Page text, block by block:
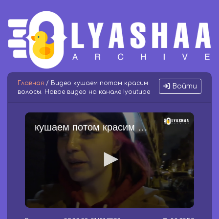
Войти
Главная / Видео кушаем потом красим
волосы. Новое видео на канале !youtube
кушаем потом красим волосы. Новое видео на канале !youtube